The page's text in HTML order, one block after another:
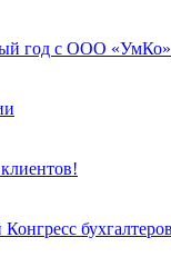
год с ООО «УмКо»